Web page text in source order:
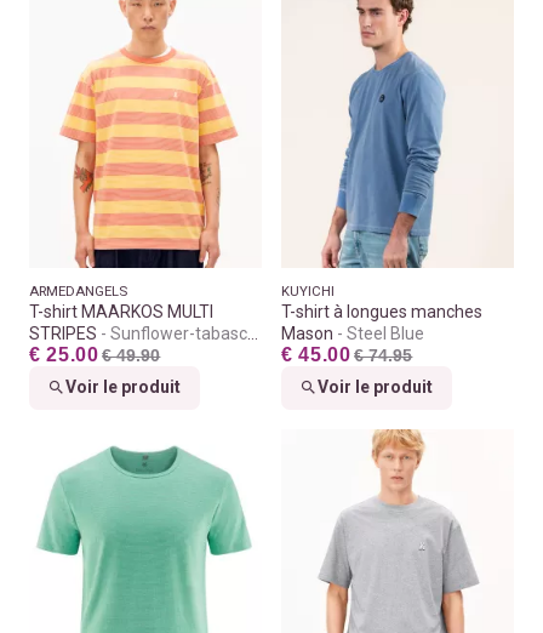
ARMEDANGELS
T-shirt MAARKOS MULTI
STRIPES
Sunflower-tabasco
red
€ 25.00 € 49.90
Voir le produit
KUYICHI
T-shirt à longues manches
Mason
Steel Blue
€ 45.00 € 74.95
Voir le produit